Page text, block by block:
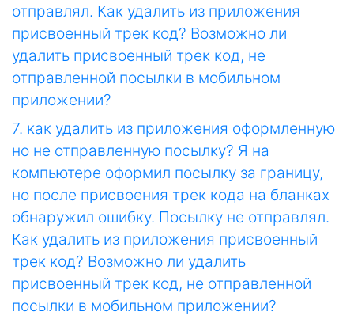
отправлял. Как удалить из приложения
присвоенный трек код? Возможно ли
удалить присвоенный трек код, не
отправленной посылки в мобильном
приложении?
7. как удалить из приложения оформленную
но не отправленную посылку? Я на
компьютере оформил посылку за границу,
но после присвоения трек кода на бланках
обнаружил ошибку. Посылку не отправлял.
Как удалить из приложения присвоенный
трек код? Возможно ли удалить
присвоенный трек код, не отправленной
посылки в мобильном приложении?